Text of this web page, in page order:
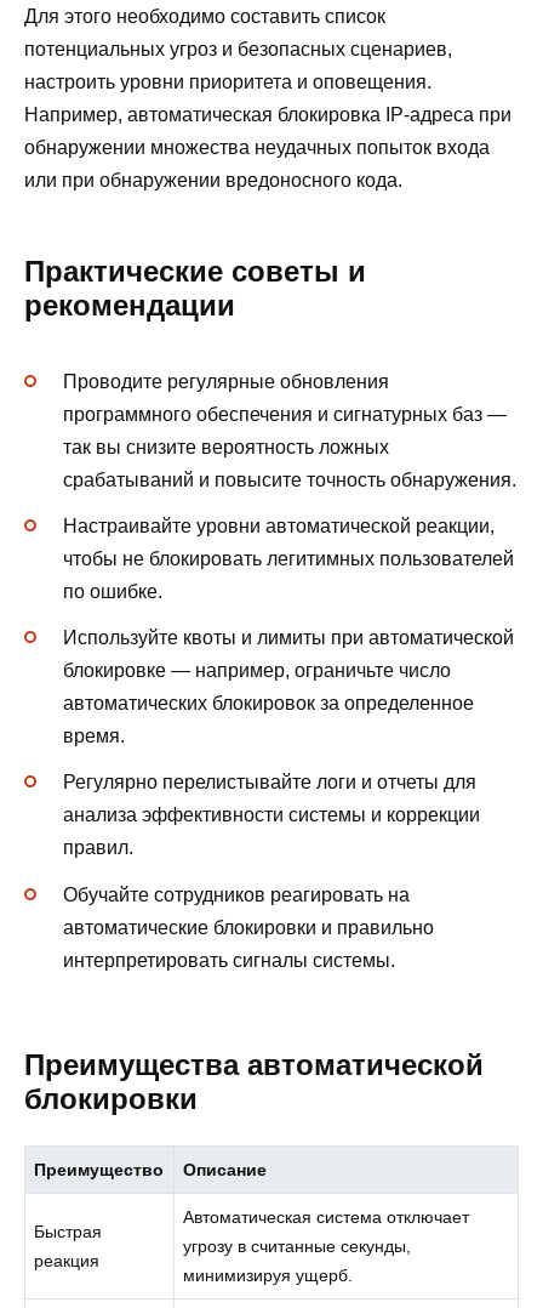
Для этого необходимо составить список
потенциальных угроз и безопасных сценариев,
настроить уровни приоритета и оповещения.
Например, автоматическая блокировка IP-адреса при
обнаружении множества неудачных попыток входа
или при обнаружении вредоносного кода.
Практические советы и
рекомендации
Проводите регулярные обновления
программного обеспечения и сигнатурных баз —
так вы снизите вероятность ложных
срабатываний и повысите точность обнаружения.
Настраивайте уровни автоматической реакции,
чтобы не блокировать легитимных пользователей
по ошибке.
Используйте квоты и лимиты при автоматической
блокировке — например, ограничьте число
автоматических блокировок за определенное
время.
Регулярно перелистывайте логи и отчеты для
анализа эффективности системы и коррекции
правил.
Обучайте сотрудников реагировать на
автоматические блокировки и правильно
интерпретировать сигналы системы.
Преимущества автоматической
блокировки
Преимущество Описание
Быстрая
реакция
Автоматическая система отключает
угрозу в считанные секунды,
минимизируя ущерб.